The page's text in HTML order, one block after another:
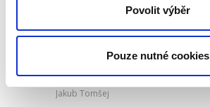
Povolit výběr
Pouze nutné cookies
Jakub Tomšej